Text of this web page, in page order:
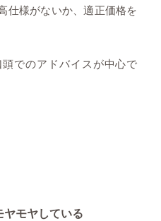
仕様がないか、適正価格を
でのアドバイスが中心で
ヤモヤしている